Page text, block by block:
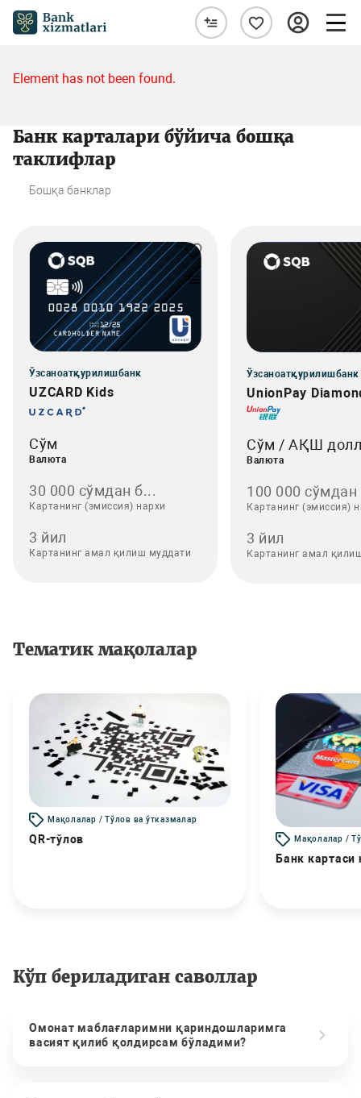
Element has not been found.
Банк карталари бўйича бошқа
таклифлар
Бошқа банклар
Ўзсаноатқурилишбанк
UZCARD Kids
Сўм
Валюта
30 000 сўмдан б...
Картанинг (эмиссия) нархи
3 йил
Картанинг амал қилиш муддати
Ўзсаноатқурилишбанк
UnionPay
Сўм / АҚШ
Валюта
100 000 сўмдан
Картанинг (эмиссия)
3 йил
Картанинг амал
Тематик мақолалар
Мақолалар / Тўлов ва ўтказмалар
QR-тўлов Мақолалар /
Банк картаси
Кўп бериладиган саволлар
Омонат маблағларимни қариндошларимга
васият қилиб қолдирсам бўладими?